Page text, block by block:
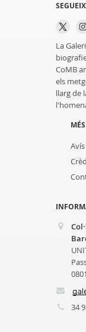
La
CoMB
els
llarg de
34